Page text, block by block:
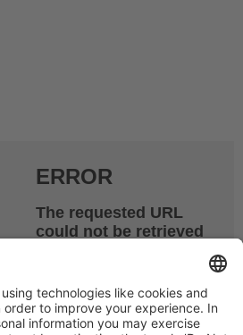
technologies on our website to
personalize content and ads. By